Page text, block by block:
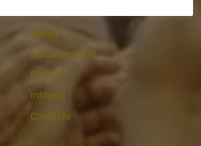
Botiga
Documentació
Playoff
Intranet
Contacte